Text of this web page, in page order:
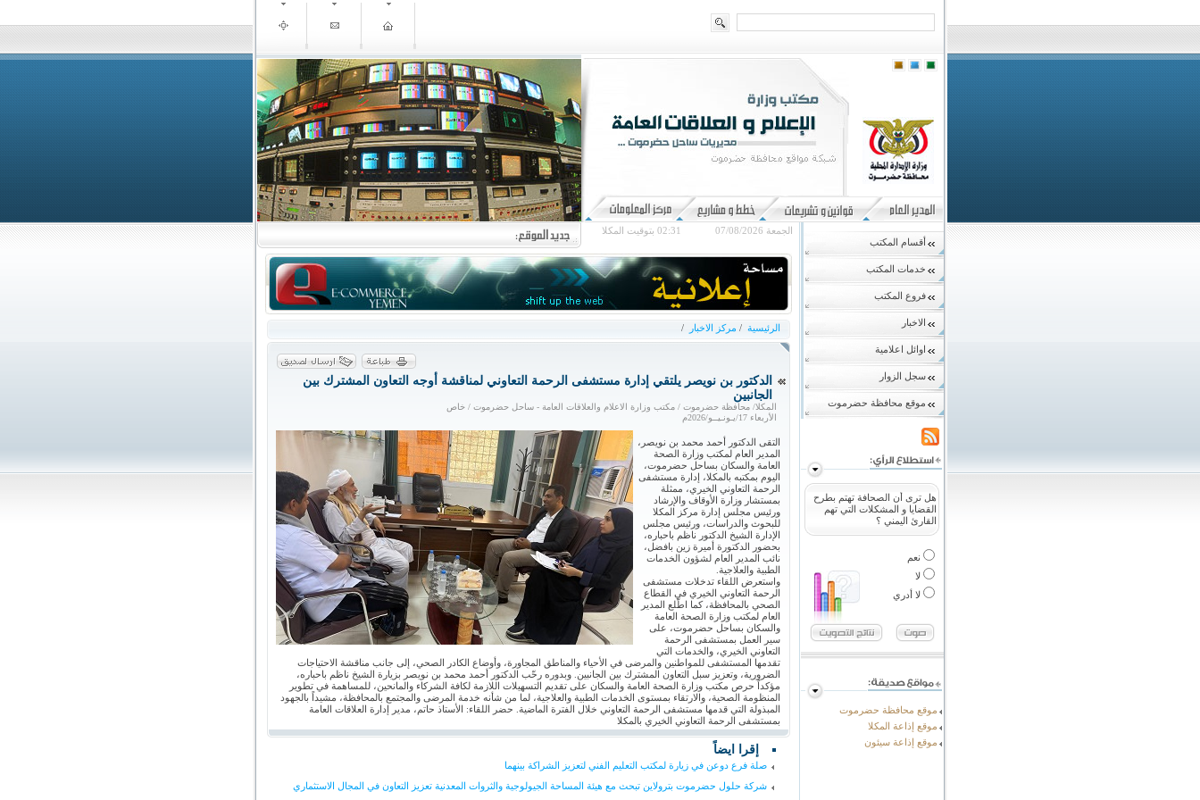
الجمعة 07/08/2026 02:31 بتوقيت المكلا
أقسام المكتب
خدمات المكتب
فروع المكتب
الاخبار
اوائل اعلامية
سجل الزوار
موقع محافظة حضرموت
هل ترى أن الصحافة تهتم بطرح
القضايا و المشكلات التي تهم
القارئ اليمني ؟
نعم
لا
لا أدري
موقع محافظة حضرموت
موقع إذاعة المكلا
موقع إذاعة سيئون
الرئيسية / مركز الاخبار /
الدكتور بن نويصر يلتقي إدارة مستشفى الرحمة التعاوني لمناقشة أوجه التعاون المشترك بين
الجانبين
المكلا/ محافظة حضرموت / مكتب وزارة الاعلام والعلاقات العامة - ساحل حضرموت / خاص
الأربعاء 17/يـونـيــو/2026م
التقى الدكتور أحمد محمد بن نويصر،
المدير العام لمكتب وزارة الصحة
العامة والسكان بساحل حضرموت،
اليوم بمكتبه بالمكلا، إدارة مستشفى
الرحمة التعاوني الخيري، ممثلة
بمستشار وزارة الأوقاف والإرشاد
ورئيس مجلس إدارة مركز المكلا
للبحوث والدراسات، ورئيس مجلس
الإدارة الشيخ الدكتور ناظم باحباره،
بحضور الدكتورة أميرة زين بافضل،
نائب المدير العام لشؤون الخدمات
الطبية والعلاجية.
واستعرض اللقاء تدخلات مستشفى
الرحمة التعاوني الخيري في القطاع
الصحي بالمحافظة، كما اطّلع المدير
العام لمكتب وزارة الصحة العامة
والسكان بساحل حضرموت، على
سير العمل بمستشفى الرحمة
التعاوني الخيري، والخدمات التي
تقدمها المستشفى للمواطنين والمرضى في الأحياء والمناطق المجاورة، وأوضاع الكادر الصحي، إلى جانب مناقشة الاحتياجات
الضرورية، وتعزيز سبل التعاون المشترك بين الجانبين. وبدوره رحّب الدكتور أحمد محمد بن نويصر بزيارة الشيخ ناظم باحباره،
مؤكداً حرص مكتب وزارة الصحة العامة والسكان على تقديم التسهيلات اللازمة لكافة الشركاء والمانحين، للمساهمة في تطوير
المنظومة الصحية، والارتقاء بمستوى الخدمات الطبية والعلاجية، لما من شأنه خدمة المرضى والمجتمع بالمحافظة، مشيداً بالجهود
المبذولة التي قدمها مستشفى الرحمة التعاوني خلال الفترة الماضية. حضر اللقاء: الأستاذ حاتم، مدير إدارة العلاقات العامة
بمستشفى الرحمة التعاوني الخيري بالمكلا
إقرا ايضاً
صلة فرع دوعن في زيارة لمكتب التعليم الفني لتعزيز الشراكة بينهما
شركة حلول حضرموت بترولاين تبحث مع هيئة المساحة الجيولوجية والثروات المعدنية تعزيز التعاون في المجال الاستثماري